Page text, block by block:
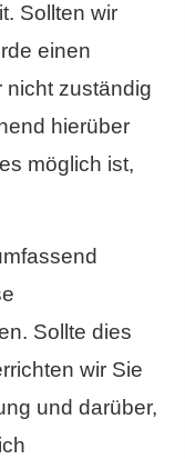
Sollten wir
einen
nicht zuständig
hierüber
möglich ist,
Sollte dies
wir Sie
und darüber,